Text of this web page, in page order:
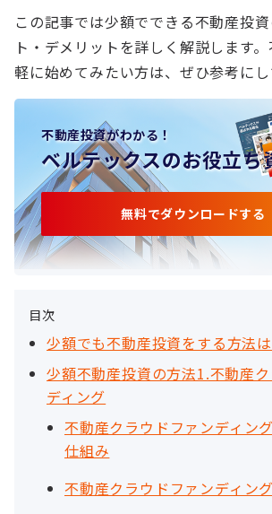
この記事では少額でできる不動産投
ト・デメリットを詳しく解説します
軽に始めてみたい方は、ぜひ参考にし
不動産投資がわかる！
ベルテックスのお役立ち
無料でダウンロードする
目次
少額でも不動産投資をする方法
少額不動産投資の方法1.不動産
ディング
不動産クラウドファンディン
仕組み
不動産クラウドファンディン